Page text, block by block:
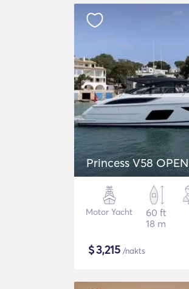
Princess V58 OPEN
Motor Yacht
60 ft
18 m
$3,215 /nakts